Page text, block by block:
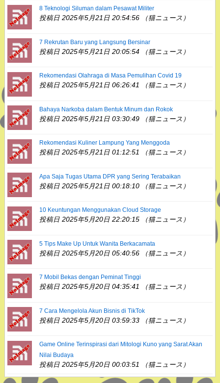
8 Teknologi Siluman dalam Pesawat Militer
投稿日 2025年5月21日 20:54:56 （猫ニュース）
7 Rekrutan Baru yang Langsung Bersinar
投稿日 2025年5月21日 20:05:54 （猫ニュース）
Rekomendasi Olahraga di Masa Pemulihan Covid 19
投稿日 2025年5月21日 06:26:41 （猫ニュース）
Bahaya Narkoba dalam Bentuk Minum dan Rokok
投稿日 2025年5月21日 03:30:49 （猫ニュース）
Rekomendasi Kuliner Lampung Yang Menggoda
投稿日 2025年5月21日 01:12:51 （猫ニュース）
Apa Saja Tugas Utama DPR yang Sering Terabaikan
投稿日 2025年5月21日 00:18:10 （猫ニュース）
10 Keuntungan Menggunakan Cloud Storage
投稿日 2025年5月20日 22:20:15 （猫ニュース）
5 Tips Make Up Untuk Wanita Berkacamata
投稿日 2025年5月20日 05:40:56 （猫ニュース）
7 Mobil Bekas dengan Peminat Tinggi
投稿日 2025年5月20日 04:35:41 （猫ニュース）
7 Cara Mengelola Akun Bisnis di TikTok
投稿日 2025年5月20日 03:59:33 （猫ニュース）
Game Online Terinspirasi dari Mitologi Kuno yang Sarat Akan
Nilai Budaya
投稿日 2025年5月20日 00:03:51 （猫ニュース）